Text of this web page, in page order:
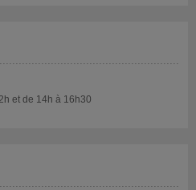
et de 14h à 16h30